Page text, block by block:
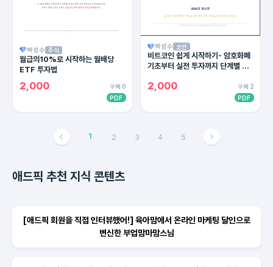
박성수 주식
월급의10%로 시작하는 월배당
ETF 투자법
2,000
구매 0
PDF
박성수 코인
비트코인 쉽게 시작하기- 암호화폐
기초부터 실전 투자까지 단계별 완
2,000
구매 2
PDF
1 2 3 4 5
애드픽 추천 지식 콘텐츠
[애드픽 회원을 직접 인터뷰했어!] 육아맘에서 온라인 마케팅 달인으로
변신한 부업맘마맘스님